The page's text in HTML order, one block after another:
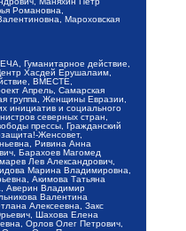
Романовна,
Мароховская
Гуманитарное действие,
Хасдей Ерушалаим,
ВМЕСТЕ,
Апрель, Самарская
группа, Женщины Евразии,
инициатив и социального
северных стран,
прессы, Гражданский
Женсовет,
Ривина Анна
Барахоев Магомед
Лев Александрович,
Марина Владимировна,
Акимова Татьяна
Аверин Владимир
Валентина
Алексеевна, Закс
Шахова Елена
Орлов Олег Петрович,